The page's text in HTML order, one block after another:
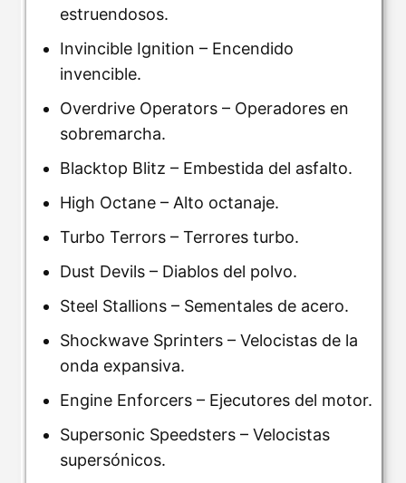
estruendosos.
Invincible Ignition – Encendido
invencible.
Overdrive Operators – Operadores en
sobremarcha.
Blacktop Blitz – Embestida del asfalto.
High Octane – Alto octanaje.
Turbo Terrors – Terrores turbo.
Dust Devils – Diablos del polvo.
Steel Stallions – Sementales de acero.
Shockwave Sprinters – Velocistas de la
onda expansiva.
Engine Enforcers – Ejecutores del motor.
Supersonic Speedsters – Velocistas
supersónicos.